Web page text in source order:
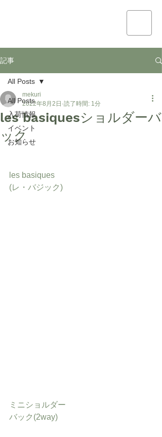
記事
All Posts
入荷情報
イベント
お知らせ
All Posts
les basiquesショルダーバ
ック
mekuri
2022年8月2日 読了時間: 1分
les basiques
(レ・バジック)
ミニショルダー
バック(2way)